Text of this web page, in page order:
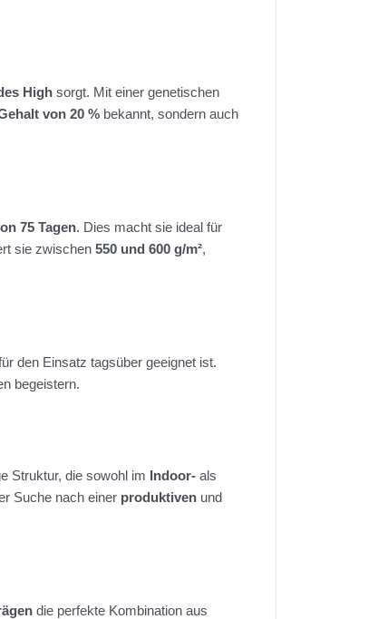
High sorgt. Mit einer genetischen
von 20 % bekannt, sondern auch
75 Tagen. Dies macht sie ideal für
sie zwischen 550 und 600 g/m²,
den Einsatz tagsüber geeignet ist.
begeistern.
Struktur, die sowohl im Indoor- als
Suche nach einer produktiven und
die perfekte Kombination aus